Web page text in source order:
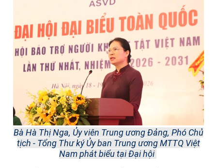
Bà Hà Thị Nga, Ủy viên Trung ương Đảng, Phó Chủ
tịch - Tổng Thư ký Ủy ban Trung ương MTTQ Việt
Nam phát biểu tại Đại hội